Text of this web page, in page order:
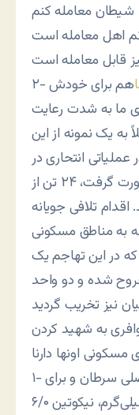
شیطان معامله کنم
اهل معامله است
۲-هم برای خودش
ما به شدت رعایت
به یک نمونه از این
انتحاری در
نوار غزه که به یک رستوران صورت گرفت، ۲۴ تن از
تلافی جویانه
به مناطق مسکونی
در این تهاجم یک
تن دیگر مجروح شده و دو واحد
به شهید کردن
۱- جمله معترضه: دخانیات عامل اصلی سرطان و برای
سلامتی زیان آور است. قطران ۷ میلی‌گرم، نیکوتین ۶/۰